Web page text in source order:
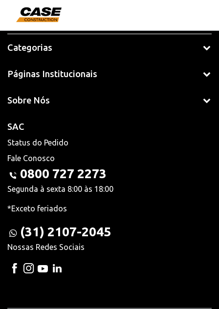
Categorias
Páginas Institucionais
Sobre Nós
SAC
Status do Pedido
Fale Conosco
0800 727 2273
Segunda à sexta 8:00 às 18:00
*Exceto feriados
(31) 2107-2045
Nossas Redes Sociais